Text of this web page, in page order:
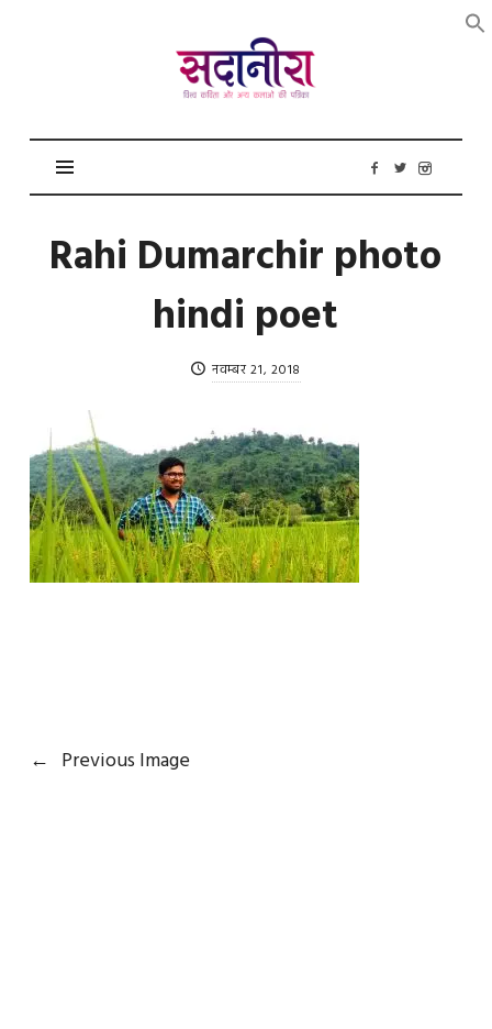
सदानीरा
Rahi Dumarchir photo
hindi poet
नवम्बर 21, 2018
← Previous Image